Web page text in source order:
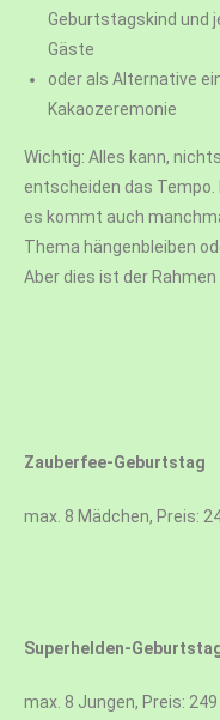
Geburtstagskind und
Gäste
oder als Alternative
Kakaozeremonie
Wichtig: Alles kann,
entscheiden das
es kommt auch
Thema hängenbleiben
Aber dies ist der Rahmen
Zauberfee-Geburtstag
max. 8 Mädchen, Preis:
Superhelden-
max. 8 Jungen, Preis: